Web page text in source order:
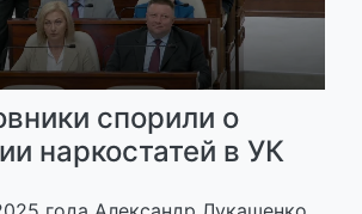
спорили о
наркостатей в УК